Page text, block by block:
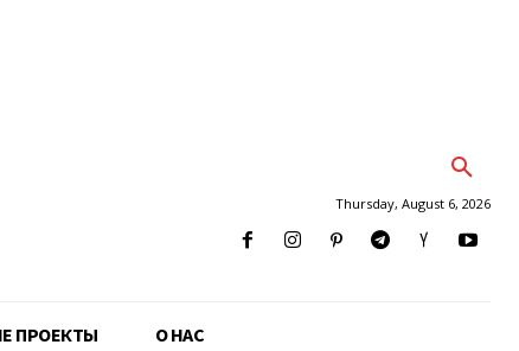
Thursday, August 6, 2026
ПРОЕКТЫ О НАС